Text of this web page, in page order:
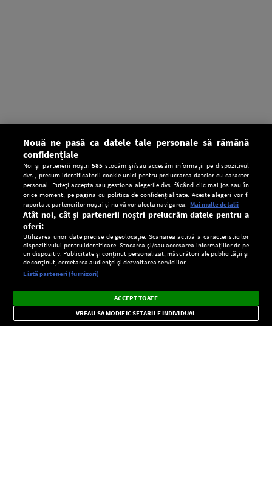
CONFIDENŢIALITATE
Setări:
Dark
Mode
Radio live, podcasturi, știri și alerte
importante.
×
Nouă ne pasă ca datele tale personale să rămână
confidențiale
Noi și partenerii noștri585 stocăm și/sau accesăm informații pe dispozitivul
dvs., precum identificatorii cookie unici pentru prelucrarea datelor cu caracter
personal. Puteți accepta sau gestiona alegerile dvs. făcând clic mai jos sau în
orice moment, pe pagina cu politica de confidențialitate. Aceste alegeri vor fi
raportate partenerilor noștri și nu vă vor afecta navigarea. Mai multe detalii
Atât noi, cât și partenerii noștri prelucrăm datele pentru a
oferi:
Utilizarea unor date precise de geolocație. Scanarea activă a caracteristicilor
dispozitivului pentru identificare. Stocarea și/sau accesarea informațiilor de pe
un dispozitiv. Publicitate și conținut personalizat, măsurători ale publicității și
de conținut, cercetarea audienței și dezvoltarea serviciilor.
Listă parteneri (furnizori)
ACCEPT TOATE
VREAU SA MODIFIC SETARILE INDIVIDUAL